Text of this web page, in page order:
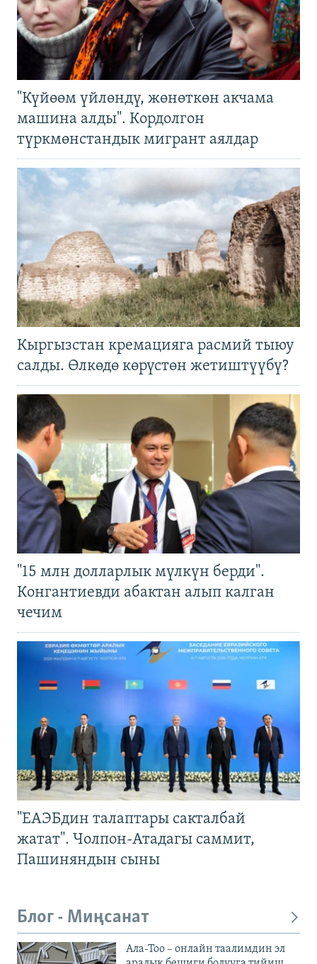
"Күйөөм үйлөндү, жөнөткөн акчама
машина алды". Кордолгон
түркмөнстандык мигрант аялдар
Кыргызстан кремацияга расмий тыюу
салды. Өлкөдө көрүстөн жетиштүүбү?
"15 млн долларлык мүлкүн берди".
Конгантиевди абактан алып калган
чечим
"ЕАЭБдин талаптары сакталбай
жатат". Чолпон-Атадагы саммит,
Пашиняндын сыны
Блог - Миңсанат
Ала-Тоо – онлайн таалимдин эл